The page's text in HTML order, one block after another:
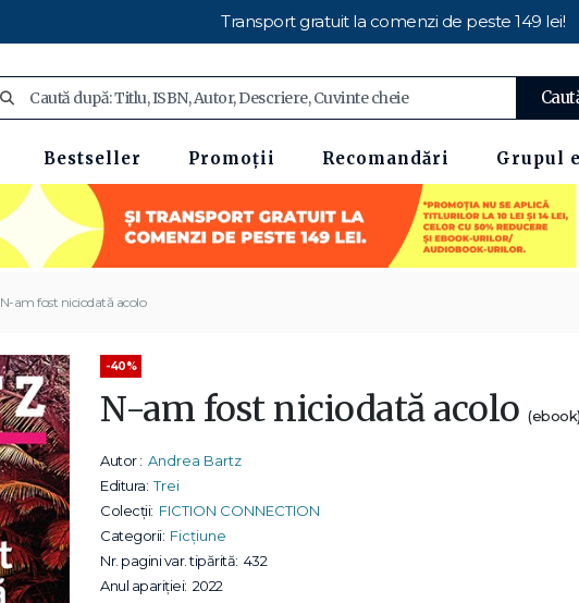
Transport gratuit la comenzi de peste 149 lei!
Bestseller Promoții Recomandări Grupul
N-am fost niciodată acolo
-40%
N-am fost niciodată acolo (ebook)
Autor : Andrea Bartz
Editura: Trei
Colecții: FICTION CONNECTION
Categorii: Ficțiune
Nr. pagini var. tipărită: 432
Anul apariției: 2022